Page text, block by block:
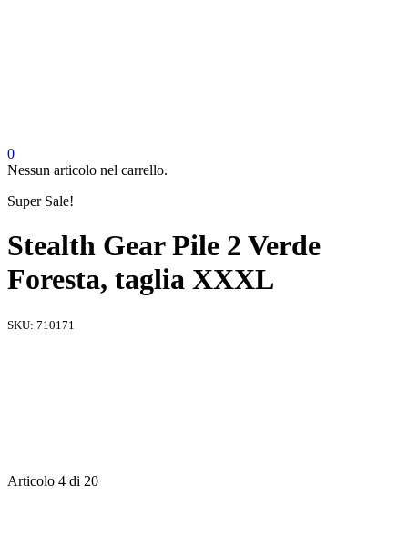
0
Nessun articolo nel carrello.
Super Sale!
Stealth Gear Pile 2 Verde
Foresta, taglia XXXL
SKU: 710171
Articolo 4 di 20